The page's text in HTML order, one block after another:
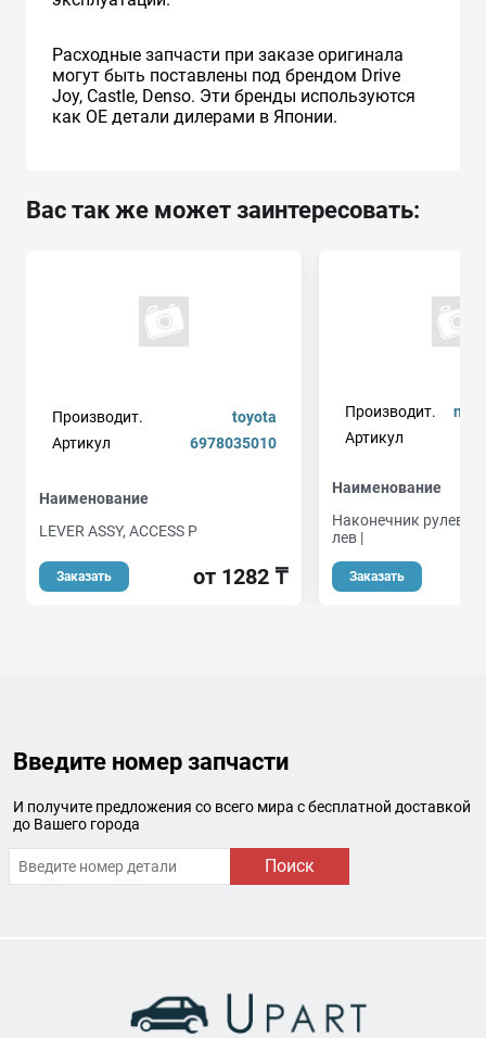
Расходные запчасти при заказе оригинала
могут быть поставлены под брендом Drive
Joy, Castle, Denso. Эти бренды используются
как ОЕ детали дилерами в Японии.
Вас так же может заинтересовать:
Производит.
toyota
Артикул
6978035010
Наименование
LEVER ASSY, ACCESS P
Заказать от 1282 ₸
Производит.
Артикул
Наименование
Наконечник рулевой
лев |
Заказать
Введите номер запчасти
И получите предложения со всего мира с бесплатной доставкой
до Вашего города
Поиск